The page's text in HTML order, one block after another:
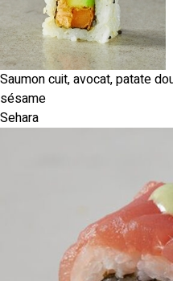
Saumon cuit, avocat, patate
sésame
Sehara